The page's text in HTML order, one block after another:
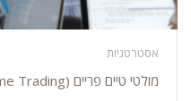
אסטרטגיות
מולטי טיים פריים (Multi Time Frame Trading)